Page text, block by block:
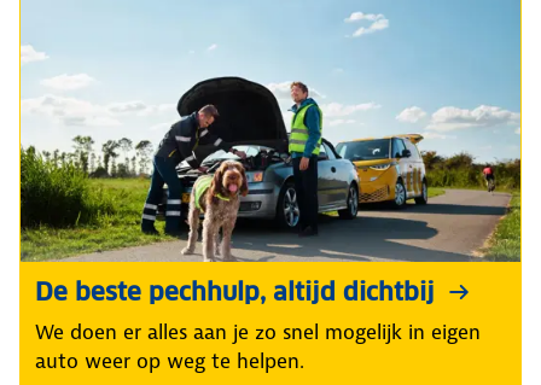
De beste pechhulp, altijd dichtbij
We doen er alles aan je zo snel mogelijk in eigen
auto weer op weg te helpen.